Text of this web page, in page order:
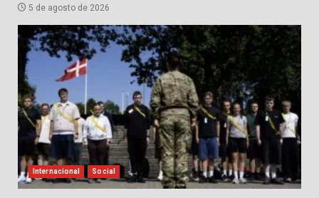
5 de agosto de 2026
Internacional Social